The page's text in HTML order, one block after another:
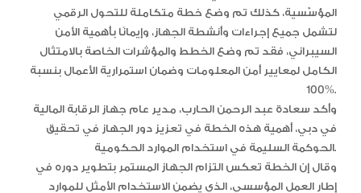
المؤسّسية، كذلك تم وضع خطة متكاملة للتحول الرقمي
لتشمل جميع إجراءات وأنشطة الجهاز، وإيمانًا بأهمية الأمن
السيبراني، فقد تم وضع الخطط والمؤشرات الخاصة بالامتثال
الكامل لمعايير أمن المعلومات وضمان استمرارية الأعمال بنسبة
100%.
وأكد سعادة عبد الرحمن الحارب، مدير عام جهاز الرقابة المالية
في دبي، أهمية هذه الخطة في تعزيز دور الجهاز في تحقيق
الحوكمة السليمة في استخدام الموارد الحكومية.
وقال إن الخطة تعكس التزام الجهاز المستمر بتطوير دوره في
إطار العمل المؤسسي، الذي يضمن الاستخدام الأمثل للموارد